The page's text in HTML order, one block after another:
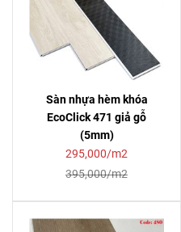
Sàn nhựa hèm khóa
EcoClick 471 giả gỗ
(5mm)
295,000/m2
395,000/m2